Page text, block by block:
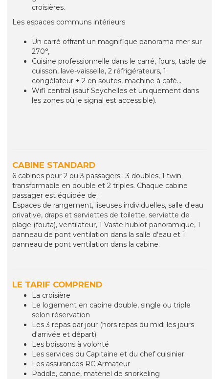
croisières.
Les espaces communs intérieurs
Un carré offrant un magnifique panorama mer sur
270°,
Cuisine professionnelle dans le carré, fours, table de
cuisson, lave-vaisselle, 2 réfrigérateurs, 1
congélateur + 2 en soutes, machine à café...
Wifi central (sauf Seychelles et uniquement dans
les zones où le signal est accessible).
CABINE STANDARD
6 cabines pour 2 ou 3 passagers : 3 doubles, 1 twin
transformable en double et 2 triples. Chaque cabine
passager est équipée de :
Espaces de rangement, liseuses individuelles, salle d'eau
privative, draps et serviettes de toilette, serviette de
plage (fouta), ventilateur, 1 Vaste hublot panoramique, 1
panneau de pont ventilation dans la salle d'eau et 1
panneau de pont ventilation dans la cabine.
LE TARIF COMPREND
La croisière
Le logement en cabine double, single ou triple
selon réservation
Les 3 repas par jour (hors repas du midi les jours
d'arrivée et départ)
Les boissons à volonté
Les services du Capitaine et du chef cuisinier
Les assurances RC Armateur
Paddle, canoë, matériel de snorkeling